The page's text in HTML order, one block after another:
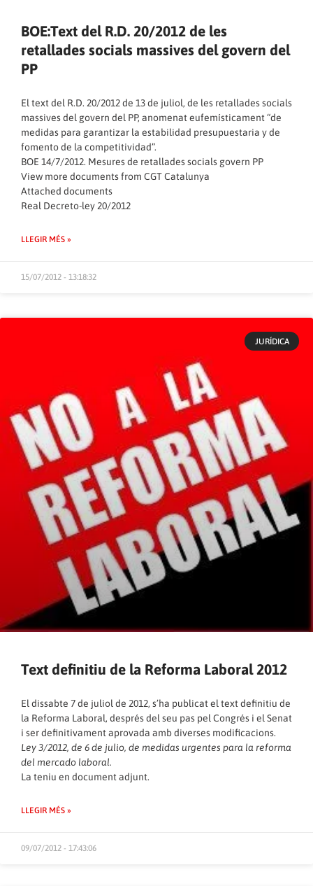
BOE:Text del R.D. 20/2012 de les
retallades socials massives del govern del
PP
El text del R.D. 20/2012 de 13 de juliol, de les retallades socials
massives del govern del PP, anomenat eufemísticament “de
medidas para garantizar la estabilidad presupuestaria y de
fomento de la competitividad”.
BOE 14/7/2012. Mesures de retallades socials govern PP
View more documents from CGT Catalunya
Attached documents
Real Decreto-ley 20/2012
LLEGIR MÉS »
15/07/2012 - 13:18:32
JURÍDICA
Text definitiu de la Reforma Laboral 2012
El dissabte 7 de juliol de 2012, s’ha publicat el text definitiu de
la Reforma Laboral, després del seu pas pel Congrés i el Senat
i ser definitivament aprovada amb diverses modificacions.
Ley 3/2012, de 6 de julio, de medidas urgentes para la reforma
del mercado laboral.
La teniu en document adjunt.
LLEGIR MÉS »
09/07/2012 - 17:43:06